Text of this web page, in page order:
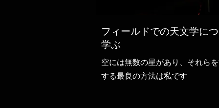
フィールドでの天文学に
学ぶ
空には無数の星があり、それら
する最良の方法は私です